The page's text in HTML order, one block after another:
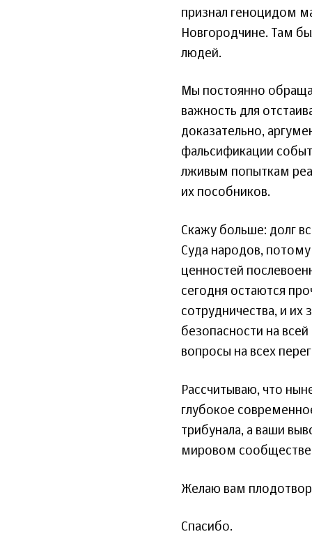
признал геноцидом
Новгородчине. Там
людей.
Мы постоянно
важность для
доказательно,
фальсификации
лживым попыткам
их пособников.
Скажу больше: долг
Суда народов,
ценностей
сегодня остаются
сотрудничества, и
безопасности на
вопросы на всех
Рассчитываю, что
глубокое
трибунала, а ваши
мировом
Желаю вам
Спасибо.